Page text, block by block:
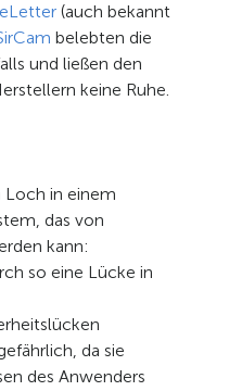
(auch bekannt
belebten die
und ließen den
keine Ruhe.
Loch in einem
das von
kann:
so eine Lücke in
da sie
des Anwenders